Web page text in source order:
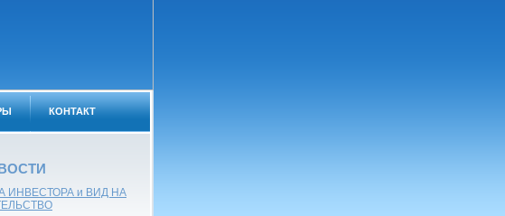
КОНТАКТ
ИНВЕСТОРА и ВИД НА